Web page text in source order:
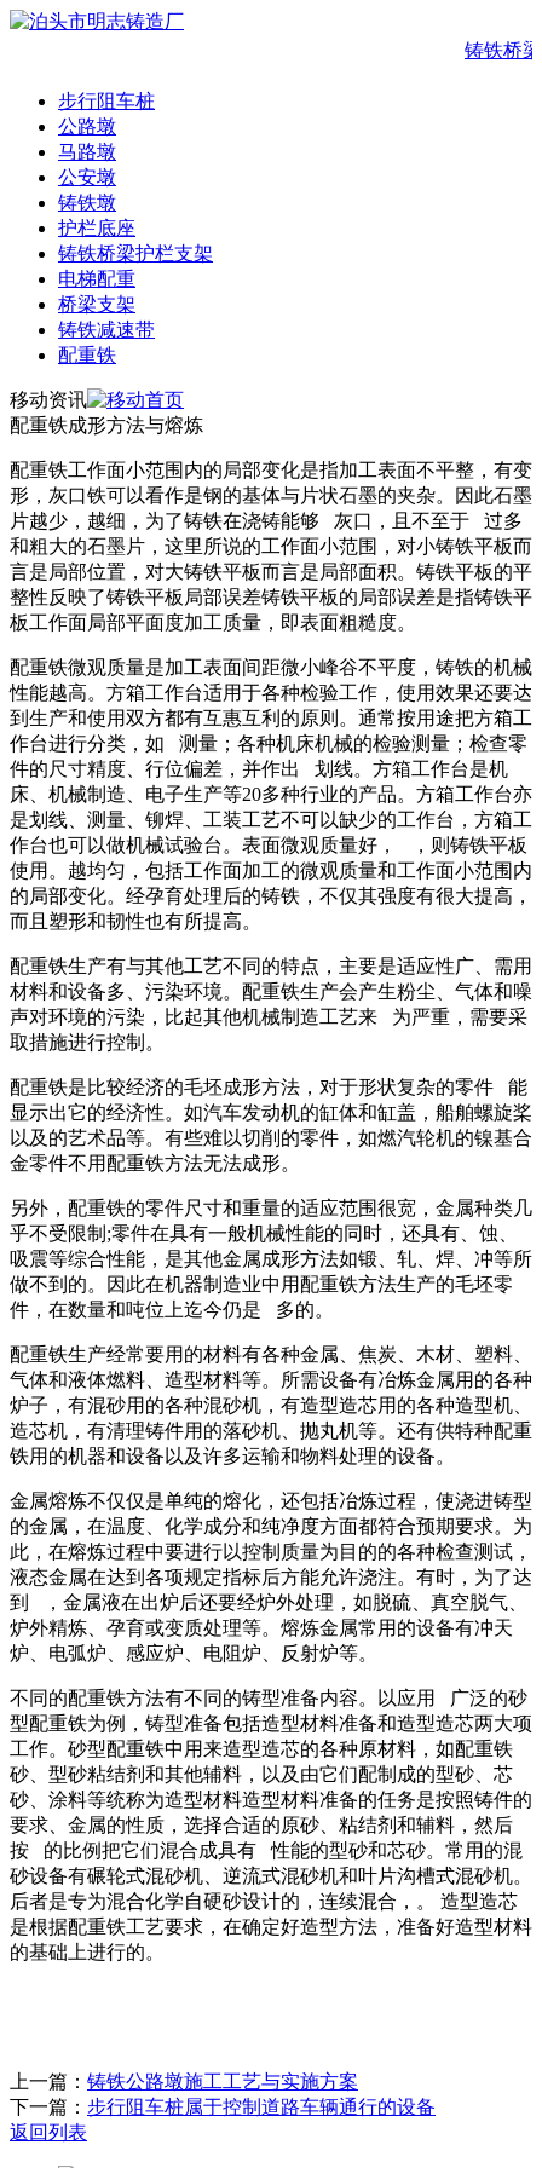
铸铁桥
步行阻车桩
公路墩
马路墩
公安墩
铸铁墩
护栏底座
铸铁桥梁护栏支架
电梯配重
桥梁支架
铸铁减速带
配重铁
移动资讯
配重铁成形方法与熔炼
配重铁工作面小范围内的局部变化是指加工表面不平整，有变
形，灰口铁可以看作是钢的基体与片状石墨的夹杂。因此石墨
片越少，越细，为了铸铁在浇铸能够 灰口，且不至于 过多
和粗大的石墨片，这里所说的工作面小范围，对小铸铁平板而
言是局部位置，对大铸铁平板而言是局部面积。铸铁平板的平
整性反映了铸铁平板局部误差铸铁平板的局部误差是指铸铁平
板工作面局部平面度加工质量，即表面粗糙度。
配重铁微观质量是加工表面间距微小峰谷不平度，铸铁的机械
性能越高。方箱工作台适用于各种检验工作，使用效果还要达
到生产和使用双方都有互惠互利的原则。通常按用途把方箱工
作台进行分类，如 测量；各种机床机械的检验测量；检查零
件的尺寸精度、行位偏差，并作出 划线。方箱工作台是机
床、机械制造、电子生产等20多种行业的产品。方箱工作台亦
是划线、测量、铆焊、工装工艺不可以缺少的工作台，方箱工
作台也可以做机械试验台。表面微观质量好， ，则铸铁平板
使用。越均匀，包括工作面加工的微观质量和工作面小范围内
的局部变化。经孕育处理后的铸铁，不仅其强度有很大提高，
而且塑形和韧性也有所提高。
配重铁生产有与其他工艺不同的特点，主要是适应性广、需用
材料和设备多、污染环境。配重铁生产会产生粉尘、气体和噪
声对环境的污染，比起其他机械制造工艺来 为严重，需要采
取措施进行控制。
配重铁是比较经济的毛坯成形方法，对于形状复杂的零件 能
显示出它的经济性。如汽车发动机的缸体和缸盖，船舶螺旋桨
以及的艺术品等。有些难以切削的零件，如燃汽轮机的镍基合
金零件不用配重铁方法无法成形。
另外，配重铁的零件尺寸和重量的适应范围很宽，金属种类几
乎不受限制;零件在具有一般机械性能的同时，还具有、蚀、
吸震等综合性能，是其他金属成形方法如锻、轧、焊、冲等所
做不到的。因此在机器制造业中用配重铁方法生产的毛坯零
件，在数量和吨位上迄今仍是 多的。
配重铁生产经常要用的材料有各种金属、焦炭、木材、塑料、
气体和液体燃料、造型材料等。所需设备有冶炼金属用的各种
炉子，有混砂用的各种混砂机，有造型造芯用的各种造型机、
造芯机，有清理铸件用的落砂机、抛丸机等。还有供特种配重
铁用的机器和设备以及许多运输和物料处理的设备。
金属熔炼不仅仅是单纯的熔化，还包括冶炼过程，使浇进铸型
的金属，在温度、化学成分和纯净度方面都符合预期要求。为
此，在熔炼过程中要进行以控制质量为目的的各种检查测试，
液态金属在达到各项规定指标后方能允许浇注。有时，为了达
到 ，金属液在出炉后还要经炉外处理，如脱硫、真空脱气、
炉外精炼、孕育或变质处理等。熔炼金属常用的设备有冲天
炉、电弧炉、感应炉、电阻炉、反射炉等。
不同的配重铁方法有不同的铸型准备内容。以应用 广泛的砂
型配重铁为例，铸型准备包括造型材料准备和造型造芯两大项
工作。砂型配重铁中用来造型造芯的各种原材料，如配重铁
砂、型砂粘结剂和其他辅料，以及由它们配制成的型砂、芯
砂、涂料等统称为造型材料造型材料准备的任务是按照铸件的
要求、金属的性质，选择合适的原砂、粘结剂和辅料，然后
按 的比例把它们混合成具有 性能的型砂和芯砂。常用的混
砂设备有碾轮式混砂机、逆流式混砂机和叶片沟槽式混砂机。
后者是专为混合化学自硬砂设计的，连续混合，。 造型造芯
是根据配重铁工艺要求，在确定好造型方法，准备好造型材料
的基础上进行的。
上一篇： 铸铁公路墩施工工艺与实施方案
下一篇： 步行阻车桩属于控制道路车辆通行的设备
返回列表